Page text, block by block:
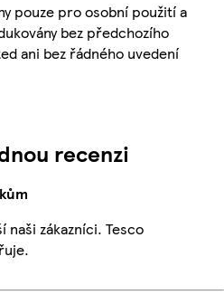
pouze pro osobní použití a
bez předchozího
ani bez řádného uvedení
recenzi
naši zákazníci. Tesco